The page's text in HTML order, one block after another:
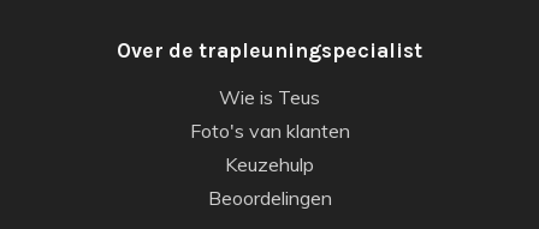
Over de trapleuningspecialist
Wie is Teus
Foto's van klanten
Keuzehulp
Beoordelingen